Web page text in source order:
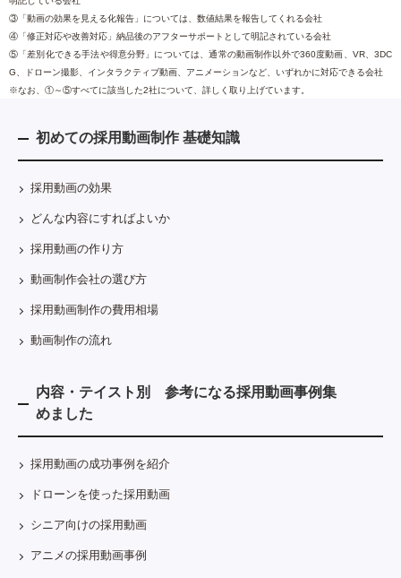
③「動画の効果を見える化報告」については、数値結果を報告してくれる会社
④「修正対応や改善対応」納品後のアフターサポートとして明記されている会社
⑤「差別化できる手法や得意分野」については、通常の動画制作以外で360度動画、VR、3DC
G、ドローン撮影、インタラクティブ動画、アニメーションなど、いずれかに対応できる会社
※なお、①～⑤すべてに該当した2社について、詳しく取り上げています。
初めての採用動画制作 基礎知識
採用動画の効果
どんな内容にすればよいか
採用動画の作り方
動画制作会社の選び方
採用動画制作の費用相場
動画制作の流れ
内容・テイスト別 参考になる採用動画事例集
めました
採用動画の成功事例を紹介
ドローンを使った採用動画
シニア向けの採用動画
アニメの採用動画事例